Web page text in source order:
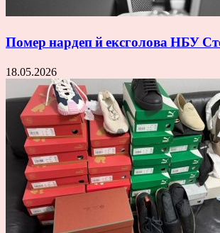
Помер нардеп й ексголова НБУ
18.05.2026